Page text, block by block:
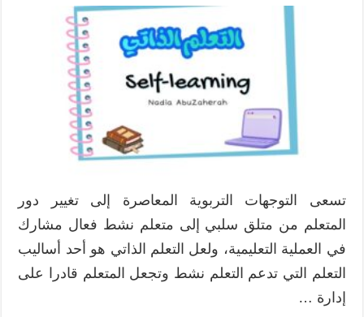
الذاتي
:
المفهوم
والأسس
مغلقة
تسعى التوجهات التربوية المعاصرة إلى تغيير دور
المتعلم من متلق سلبي إلى متعلم نشط فعال مشارك
في العملية التعليمية، ولعل التعلم الذاتي هو أحد أساليب
التعلم التي تدعم التعلم نشط وتجعل المتعلم قادرا على
إدارة …